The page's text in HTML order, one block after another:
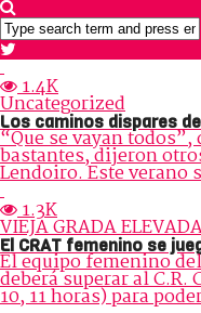
1.4K
Uncategorized
Los caminos dispares
“Que se vayan
bastantes, dijeron
Lendoiro. Este verano
1.3K
VIEJA GRADA
El CRAT femenino se
El equipo femenino
deberá superar al
10, 11 horas) para